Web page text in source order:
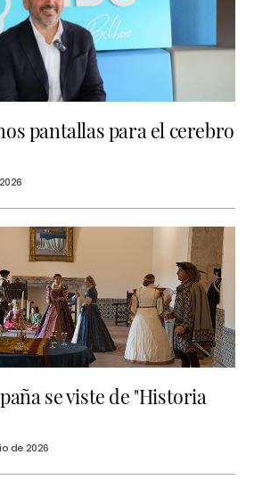
pantallas para el cerebro
se viste de "Historia
de 2026